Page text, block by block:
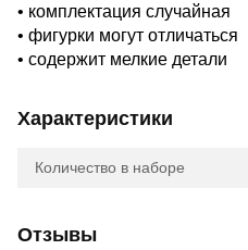
• комплектация случайная
• фигурки могут отличаться
• содержит мелкие детали
Характеристики
Количество в наборе
Отзывы